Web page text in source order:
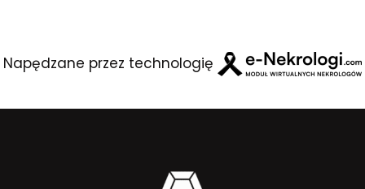
Napędzane przez technologię